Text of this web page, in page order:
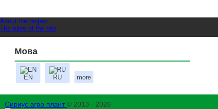
About the project
The rules of the site
Мова
EN RU more
Сириус агро плант© 2013 - 2026